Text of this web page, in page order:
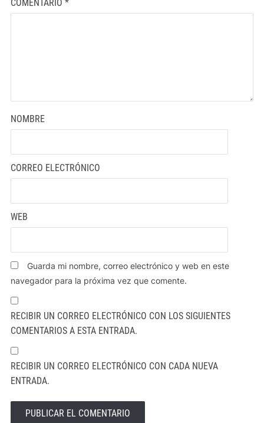
COMENTARIO *
NOMBRE
CORREO ELECTRÓNICO
WEB
Guarda mi nombre, correo electrónico y web en este
navegador para la próxima vez que comente.
RECIBIR UN CORREO ELECTRÓNICO CON LOS SIGUIENTES
COMENTARIOS A ESTA ENTRADA.
RECIBIR UN CORREO ELECTRÓNICO CON CADA NUEVA
ENTRADA.